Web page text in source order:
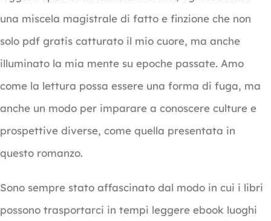
una miscela magistrale di fatto e finzione che non
solo pdf gratis catturato il mio cuore, ma anche
illuminato la mia mente su epoche passate. Amo
come la lettura possa essere una forma di fuga, ma
anche un modo per imparare a conoscere culture e
prospettive diverse, come quella presentata in
questo romanzo.
Sono sempre stato affascinato dal modo in cui i libri
possono trasportarci in tempi leggere ebook luoghi